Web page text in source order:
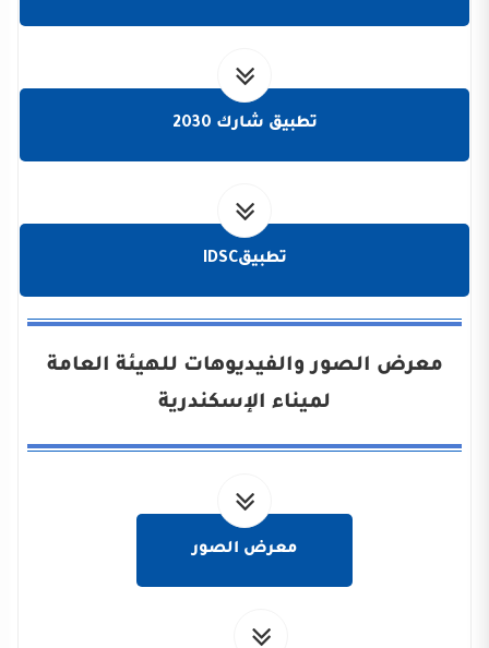
تطبيق شارك 2030
تطبيقIDSC
معرض الصور والفيديوهات للهيئة العامة
لميناء الإسكندرية
معرض الصور